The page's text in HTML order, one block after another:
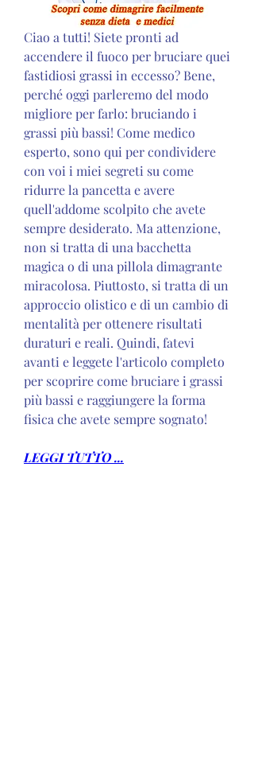
Ciao a tutti! Siete pronti ad
accendere il fuoco per bruciare quei
fastidiosi grassi in eccesso? Bene,
perché oggi parleremo del modo
migliore per farlo: bruciando i
grassi più bassi! Come medico
esperto, sono qui per condividere
con voi i miei segreti su come
ridurre la pancetta e avere
quell'addome scolpito che avete
sempre desiderato. Ma attenzione,
non si tratta di una bacchetta
magica o di una pillola dimagrante
miracolosa. Piuttosto, si tratta di un
approccio olistico e di un cambio di
mentalità per ottenere risultati
duraturi e reali. Quindi, fatevi
avanti e leggete l'articolo completo
per scoprire come bruciare i grassi
più bassi e raggiungere la forma
fisica che avete sempre sognato!
LEGGI TUTTO ...